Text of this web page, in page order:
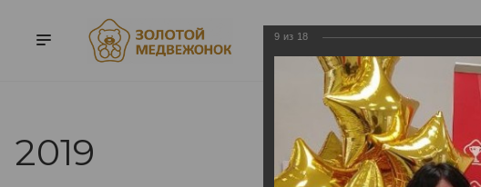
О ПРЕМИИ
2019
9 из 18